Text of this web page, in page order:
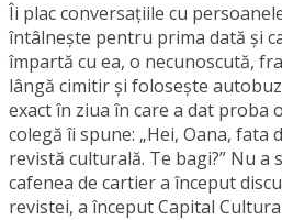
Îi plac conversaţiile cu
întâlneşte pentru prima dată şi
împartă cu ea, o necunoscută,
lângă cimitir și foloseşte
exact în ziua în care a dat proba
colegă îi spune: „Hei, Oana, fata
revistă culturală. Te bagi?” Nu
cafenea de cartier a început
revistei, a început Capital